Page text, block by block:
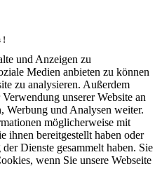
!
und Anzeigen zu
Medien anbieten zu können
zu analysieren. Außerdem
unserer Website an
Werbung und Analysen weiter.
möglicherweise mit
ihnen bereitgestellt haben oder
Dienste gesammelt haben. Sie
wenn Sie unsere Webseite